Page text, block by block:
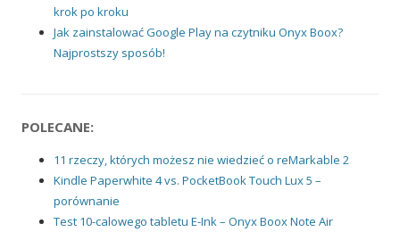
krok po kroku
Jak zainstalować Google Play na czytniku Onyx Boox?
Najprostszy sposób!
POLECANE:
11 rzeczy, których możesz nie wiedzieć o reMarkable 2
Kindle Paperwhite 4 vs. PocketBook Touch Lux 5 –
porównanie
Test 10-calowego tabletu E-Ink – Onyx Boox Note Air